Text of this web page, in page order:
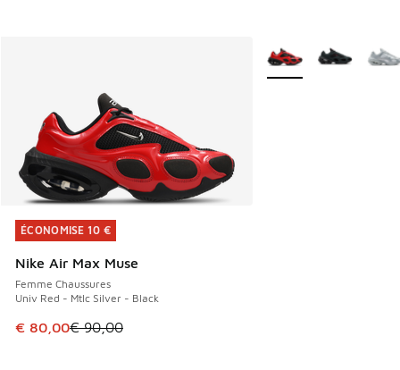
ÉCONOMISE 10 €
Nike Air Max Muse
Femme Chaussures
Univ Red - Mtlc Silver - Black
Cet article est en promotion. Prix en baisse de € 90,00 à
€ 80,00€ 90,00
ÉCONOMISE 10 €
Plus de couleurs